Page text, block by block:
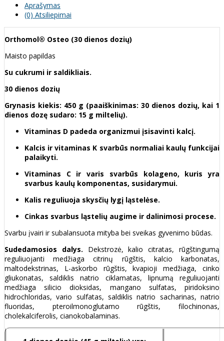
Aprašymas
(0) Atsiliepimai
Orthomol® Osteo (30 dienos dozių)
Maisto papildas
Su cukrumi ir saldikliais.
30 dienos dozių
Grynasis kiekis: 450 g (paaiškinimas: 30 dienos dozių, kai 1
dienos dozę sudaro: 15 g miltelių).
Vitaminas D padeda organizmui įsisavinti kalcį.
Kalcis ir vitaminas K svarbūs normaliai kaulų funkcijai
palaikyti.
Vitaminas C ir varis svarbūs kolageno, kuris yra
svarbus kaulų komponentas, susidarymui.
Kalis reguliuoja skysčių lygį ląstelėse.
Cinkas svarbus ląstelių augime ir dalinimosi procese.
Svarbu įvairi ir subalansuota mityba bei sveikas gyvenimo būdas.
Sudedamosios dalys. Dekstrozė, kalio citratas, rūgštingumą
reguliuojanti medžiaga citrinų rūgštis, kalcio karbonatas,
maltodekstrinas, L-askorbo rūgštis, kvapioji medžiaga, cinko
gliukonatas, saldiklis natrio ciklamatas, lipnumą reguliuojanti
medžiaga silicio dioksidas, mangano sulfatas, piridoksino
hidrochloridas, vario sulfatas, saldiklis natrio sacharinas, natrio
fluoridas, pteroilmonoglutamo rūgštis, filochinonas,
cholekalciferolis, cianokobalaminas.